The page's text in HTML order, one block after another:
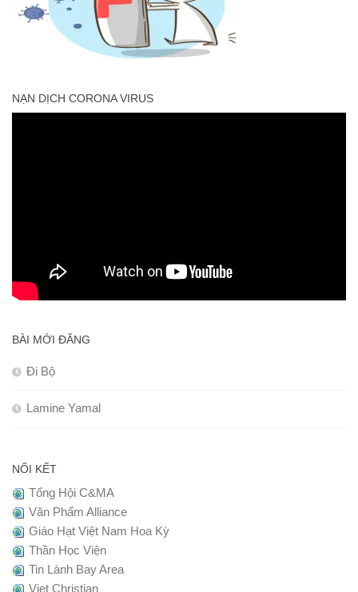
NẠN DỊCH CORONA VIRUS
BÀI MỚI ĐĂNG
Đi Bộ
Lamine Yamal
NỐI KẾT
Tổng Hội C&MA
Văn Phẩm Alliance
Giáo Hạt Việt Nam Hoa Kỳ
Thần Học Viện
Tin Lành Bay Area
Viet Christian